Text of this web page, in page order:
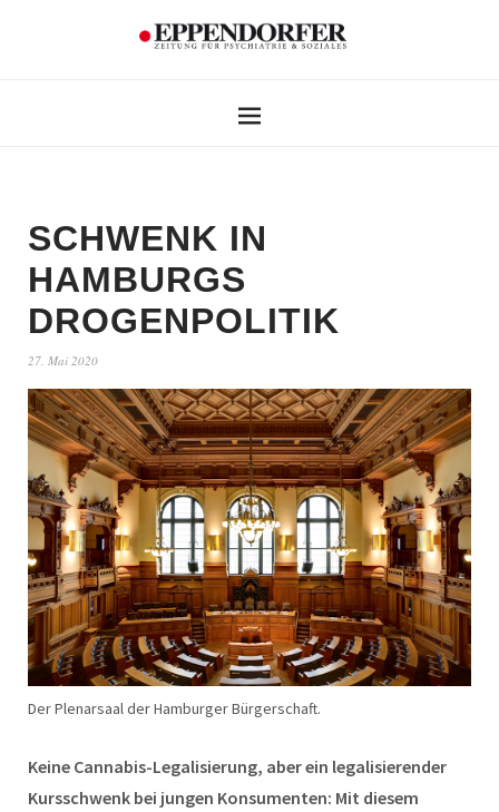
SCHWENK IN
HAMBURGS
DROGENPOLITIK
27. Mai 2020
Der Plenarsaal der Hamburger Bürgerschaft.
Keine Cannabis-Legalisierung, aber ein legalisierender
Kursschwenk bei jungen Konsumenten: Mit diesem